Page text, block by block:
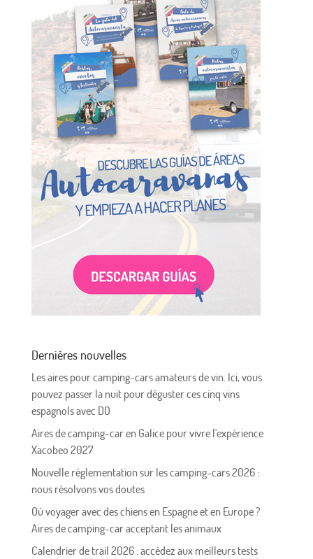
Dernières nouvelles
Les aires pour camping-cars amateurs de vin. Ici, vous
pouvez passer la nuit pour déguster ces cinq vins
espagnols avec DO
Aires de camping-car en Galice pour vivre l'expérience
Xacobeo 2027
Nouvelle réglementation sur les camping-cars 2026 :
nous résolvons vos doutes
Où voyager avec des chiens en Espagne et en Europe ?
Aires de camping-car acceptant les animaux
Calendrier de trail 2026 : accédez aux meilleurs tests